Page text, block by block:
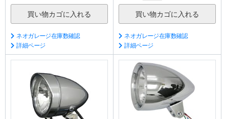
ネオガレージ在庫数確認
詳細ページ
ネオガレージ在庫数確認
詳細ページ